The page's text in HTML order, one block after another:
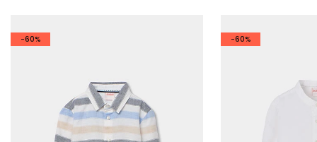
-60% -60%